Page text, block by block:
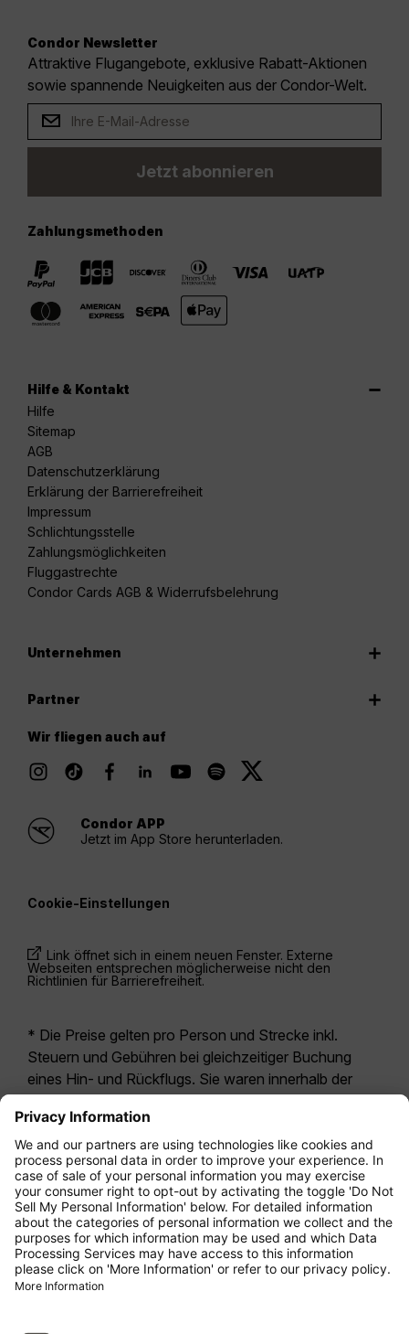
Condor Newsletter
Attraktive Flugangebote, exklusive Rabatt-Aktionen
sowie spannende Neuigkeiten aus der Condor-Welt.
Jetzt abonnieren
Zahlungsmethoden
Hilfe & Kontakt
Hilfe
Sitemap
AGB
Datenschutzerklärung
Erklärung der Barrierefreiheit
Impressum
Schlichtungsstelle
Zahlungsmöglichkeiten
Fluggastrechte
Condor Cards AGB & Widerrufsbelehrung
Unternehmen
Partner
Wir fliegen auch auf
Condor APP
Jetzt im App Store herunterladen.
Cookie-Einstellungen
Link öffnet sich in einem neuen Fenster. Externe
Webseiten entsprechen möglicherweise nicht den
Richtlinien für Barrierefreiheit.
* Die Preise gelten pro Person und Strecke inkl.
Steuern und Gebühren bei gleichzeitiger Buchung
eines Hin- und Rückflugs. Sie waren innerhalb der
möglicherweise nicht mehr aktuell. Bei den für die
Economy Class angegebenen Tarifen handelt es
sich i.d.R. um Economy Zero, unsere restriktivste
Tarifoption. Es können hierfür zusätzliche Gebühren
fürAufgabegepäck oder für andere optionale
Leistungen anfallen. Es gelten dieAllgemeinen
Geschäftsbedingungen .